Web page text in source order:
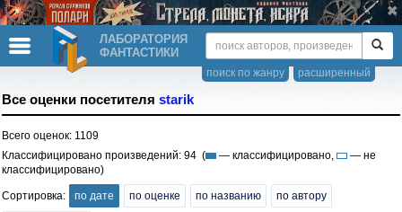
ЛАБОРАТОРИЯ
ФАНТАСТИКИ
расширенный
поиск по жанру
Все оценки посетителя starik
Всего оценок: 1109
Классифицировано произведений: 94 (
— классифицировано,
— не
классифицировано)
Сортировка: по дате по оценке по названию по автору